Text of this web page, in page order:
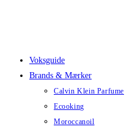
Voksguide
Brands & Mærker
Calvin Klein Parfume
Ecooking
Moroccanoil